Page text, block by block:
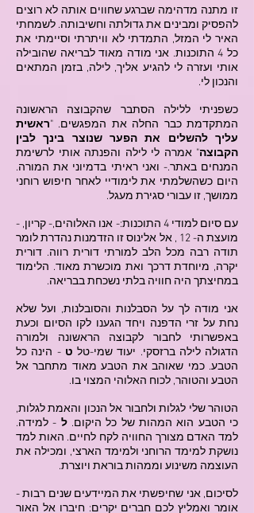
זו מתנה מדהימה שברגע שחווים אותה לא רוצים
להפסיק ומבינים את גדולתה וחשיבותה. לשמחתי
האיר לי המזל, התמדתי לא וויתרתי וסיימתי את
כל 4 התוכנות. אני מודה מאוד לבריאה שהובילה
אותי ועזרה לי להגיע אליך, לילה, בזמן המתאים
והנכון לי.
כשפניתי ללילה הסתבר שהקבוצה הראשונה
המתקדמת כבר החלה את המפגשים. "ראשית
עליך להשלים את הפער שנוצר בינך לבין
הקבוצה" אמרה לי לילה והפנתה אותי לרשימת
המנחים באתר.- ואני ראיתי בדמיוני את המורה.
היום כשהשלמתי את לימודיי לאחר חיפוש רוחני
ממושך, זו עבורי סגירת מעגל.
עם סיום למודי 4 התוכנות:- אנו האלוהים,- קריון, -
מועצת ה- 12 , אל אלינוס זו הזדמנות נהדרת לומר
תודה רבה מכל הלב למורתי דורית רווה. דורית
יקרה, מיוחדת דרכך ואת מוכשרת מאוד. הלימוד
במחיצתך היה חוויה בלתי נשכחת בבריאה.
אני מודה לך על הסבלנות והסובלנות, ועל שלא
נחת על זרי הדפנה ויחד הגענו לקו הסיום וכעת
באפשרותי לחבור לקבוצה הראשונה ולמורה
הדגולה לילה ברזסקי. יעוד שמי-טל ט - הינה כל
הטבע. כמי שאוהב את הטבע מאוד מתחבר אל
הטבע והטוהר, לכוח האלוהי המצוי בו.
הטוהר שלי לגלות ולחבור אל הנכון והאמת לגלות,
כי הטבע הוא המהות של כל היקום.ל - למידה.
למד האדם מצורך החוויה לקח לחיים. האות למד
נושקת למימד הרוחני ולמימד הארצי, ומכילה את
העוצמה משינוע וממהות בוראת ויוצרת.
לסיכום, אני שחיפשתי את המיידעים שנים רבות -
אומר ואמליץ לכם חברים יקרים: חיברו אל האור